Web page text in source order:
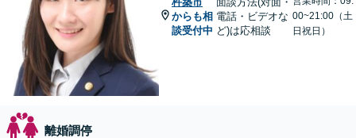
からも相
談受付中
電話・ビデオな
ど)は応相談
00~21:00（土
日祝日）
離婚調停